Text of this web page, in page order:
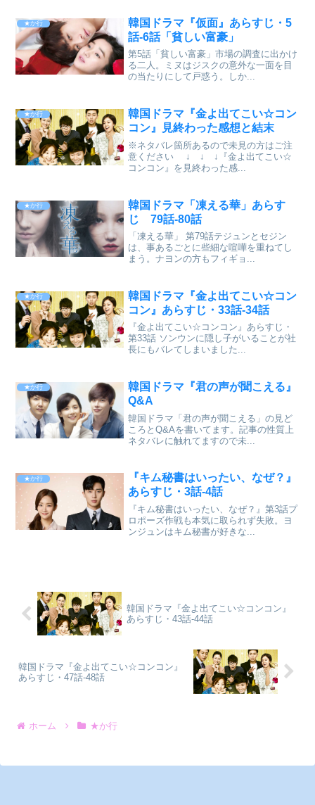
★か行
韓国ドラマ『仮面』あらすじ・5
話-6話「貧しい富豪」
第5話「貧しい富豪」市場の調査に出かけ
る二人。ミヌはジスクの意外な一面を目
の当たりにして戸惑う。しか...
★か行
韓国ドラマ『金よ出てこい☆コン
コン』見終わった感想と結末
※ネタバレ箇所あるので未見の方はご注
意ください ↓ ↓ ↓『金よ出てこい☆
コンコン』を見終わった感...
★か行
韓国ドラマ「凍える華」あらす
じ 79話-80話
「凍える華」 第79話テジュンとセジン
は、事あるごとに些細な喧嘩を重ねてし
まう。ナヨンの方もフィギョ...
★か行
韓国ドラマ『金よ出てこい☆コン
コン』あらすじ・33話-34話
『金よ出てこい☆コンコン』あらすじ・
第33話 ソンウンに隠し子がいることが社
長にもバレてしまいました...
★か行
韓国ドラマ『君の声が聞こえる』
Q&A
韓国ドラマ「君の声が聞こえる」の見ど
ころとQ&Aを書いてます。記事の性質上
ネタバレに触れてますので未...
★か行
『キム秘書はいったい、なぜ？』
あらすじ・3話-4話
『キム秘書はいったい、なぜ？』第3話プ
ロポーズ作戦も本気に取られず失敗。ヨ
ンジュンはキム秘書が好きな...
韓国ドラマ『金よ出てこい☆コンコン』
あらすじ・43話-44話
韓国ドラマ『金よ出てこい☆コンコン』
あらすじ・47話-48話
ホーム ★か行